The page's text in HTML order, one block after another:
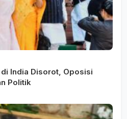
di India Disorot, Oposisi
Politik